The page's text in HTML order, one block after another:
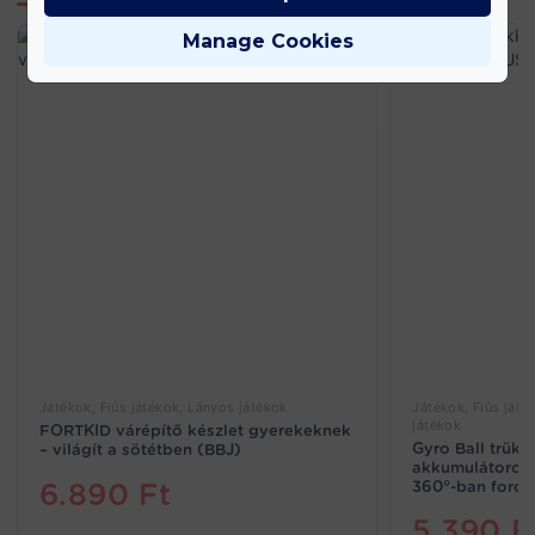
FORTKID várépítő készlet gyerekeknek
– világít a sötétben (BBJ)
6.890 Ft
Gyro Ball
akkumulátoros
360°-ban
Manage Cookies